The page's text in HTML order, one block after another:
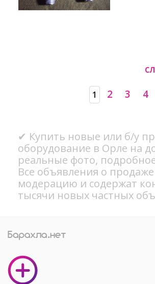
1 2 3 4
✔ Купить новые или б/у
оборудование в Орле на
реальные фото,
Все объявления о
модерацию и содержат
тысячи новых частных